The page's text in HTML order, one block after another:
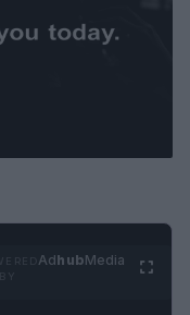
AdhubMedia